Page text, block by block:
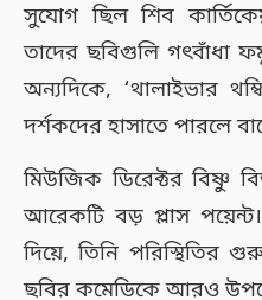
সুযোগ ছিল শিব
তাদের ছবিগুলি গৎবাঁধা
অন্যদিকে, ‘থালাইভার
দর্শকদের হাসাতে পারলে
মিউজিক ডিরেক্টর বিষ্ণু
আরেকটি বড় প্লাস
দিয়ে, তিনি পরিস্থিতির
ছবির কমেডিকে আরও